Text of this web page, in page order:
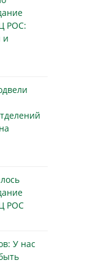
РОС:
и
РОС
У нас